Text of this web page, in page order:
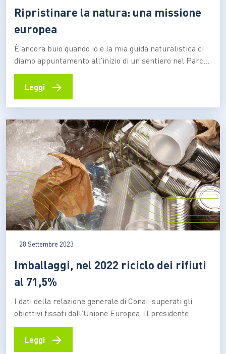
Ripristinare la natura: una missione
europea
È ancora buio quando io e la mia guida naturalistica ci
diamo appuntamento all’inizio di un sentiero nel Parco
del Gran Paradiso. Sarà una giornata a contatto con la
natura, per godere dei paesaggi mozzafiato che questo
nell’avvistare alcune delle specie ospitate…
Leggi →
28 Settembre 2023
Imballaggi, nel 2022 riciclo dei rifiuti
al 71,5%
I dati della relazione generale di Conai: superati gli
obiettivi fissati dall’Unione Europea. Il presidente
Ignazio Capuano: “Il nostro modello, efficace ed
efficiente, fa scuola in Europa” L’Italia taglia un
Leggi →